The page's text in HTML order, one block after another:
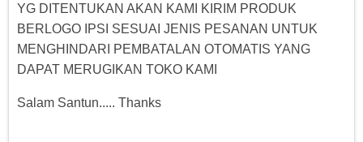
YG DITENTUKAN AKAN KAMI KIRIM PRODUK
BERLOGO IPSI SESUAI JENIS PESANAN UNTUK
MENGHINDARI PEMBATALAN OTOMATIS YANG
DAPAT MERUGIKAN TOKO KAMI
Salam Santun..... Thanks